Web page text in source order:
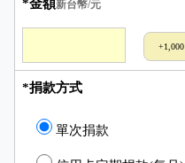
*金額新台幣/元
+1,000
*捐款方式
單次捐款